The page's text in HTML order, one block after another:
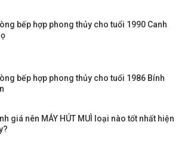
bếp hợp phong thủy cho tuổi 1990 Canh
bếp hợp phong thủy cho tuổi 1986 Bính
giá nên MÁY HÚT MUÌ loại nào tốt nhất hiện